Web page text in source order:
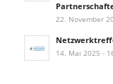
22. November
14. Mai 2025 -